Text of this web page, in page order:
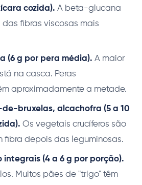
cozida). A beta-glucana
fibras viscosas mais
(6 g por pera média). A maior
na casca. Peras
aproximadamente a metade.
de-bruxelas, alcachofra (5 a 10
Os vegetais crucíferos são
fibra depois das leguminosas.
integrais (4 a 6 g por porção).
Muitos pães de "trigo" têm